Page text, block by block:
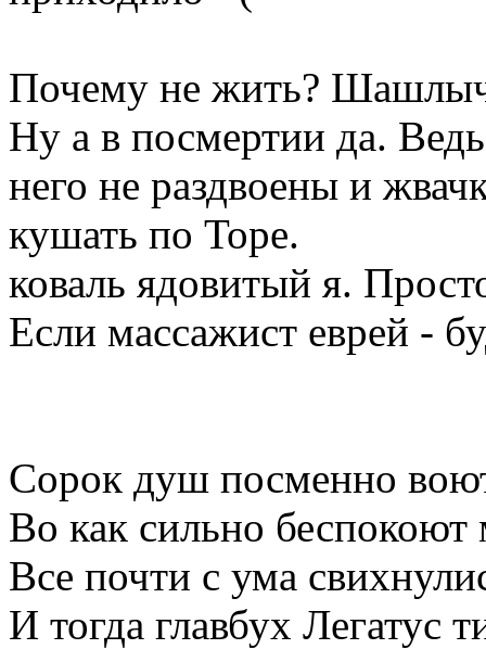
Почему не жить?
Ну а в посмертии да.
него не раздвоены и
кушать по Торе.
коваль ядовитый я.
Если массажист еврей -
Сорок душ посменно
Во как сильно беспокоют
Все почти с ума
И тогда главбух Легатус